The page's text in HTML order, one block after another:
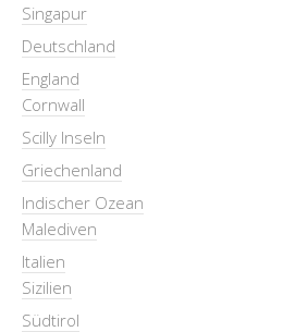
Singapur
Deutschland
England
Cornwall
Scilly Inseln
Griechenland
Indischer Ozean
Malediven
Italien
Sizilien
Südtirol